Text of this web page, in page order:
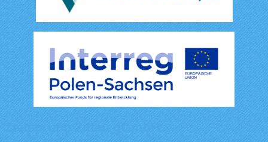
Zeitsprung Zittau gGmbH